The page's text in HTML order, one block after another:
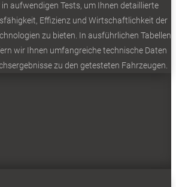
Sie auf dem Laufenden
neuesten News und Hinweise auf
direkt in Ihren Posteingang
aufwendigen Tests, um Ihnen detaillierte
Effizienz und Wirtschaftlichkeit der
zu bieten. In ausführlichen Tabellen
wir Ihnen umfangreiche technische Daten
zu den getesteten Fahrzeugen.